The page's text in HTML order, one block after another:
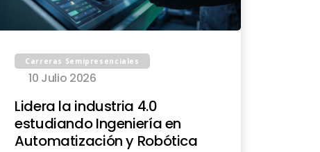
Carreras Semipresenciales
10 Julio 2026
Lidera la industria 4.0
estudiando Ingeniería en
Automatización y Robótica